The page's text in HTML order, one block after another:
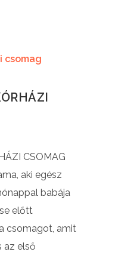
CSOMAG
aki egész
babája
előtt
csomagot, amit
az első